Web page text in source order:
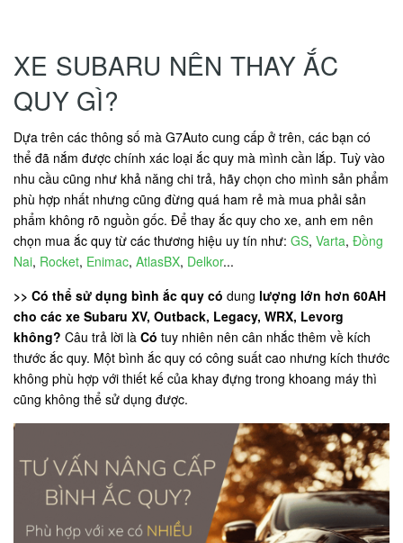
XE SUBARU NÊN THAY ẮC
QUY GÌ?
Dựa trên các thông số mà G7Auto cung cấp ở trên, các bạn có
thể đã nắm được chính xác loại ắc quy mà mình cần lắp. Tuỳ vào
nhu cầu cũng như khả năng chi trả, hãy chọn cho mình sản phẩm
phù hợp nhất nhưng cũng đừng quá ham rẻ mà mua phải sản
phẩm không rõ nguồn gốc. Để thay ắc quy cho xe, anh em nên
chọn mua ắc quy từ các thương hiệu uy tín như: GS, Varta, Đồng
Nai, Rocket, Enimac, AtlasBX, Delkor...
>> Có thể sử dụng bình ắc quy có dung lượng lớn hơn 60AH
cho các xe Subaru XV, Outback, Legacy, WRX, Levorg
không? Câu trả lời là Có tuy nhiên nên cân nhắc thêm về kích
thước ắc quy. Một bình ắc quy có công suất cao nhưng kích thước
không phù hợp với thiết kế của khay đựng trong khoang máy thì
cũng không thể sử dụng được.